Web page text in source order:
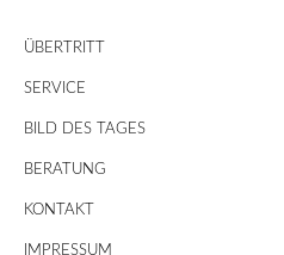
ÜBERTRITT
SERVICE
BILD DES TAGES
BERATUNG
KONTAKT
IMPRESSUM